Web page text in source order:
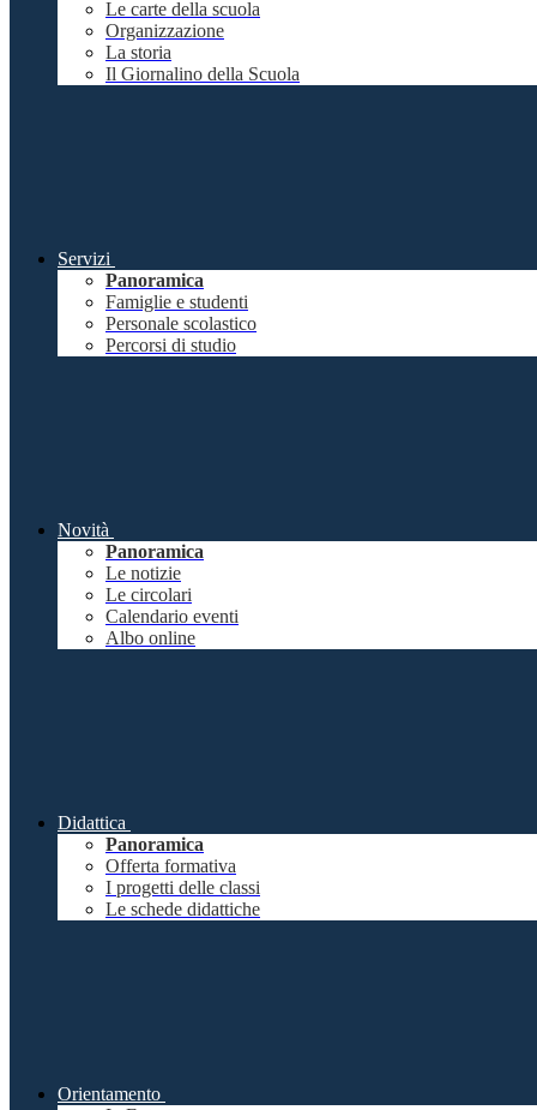
Le carte della scuola
Organizzazione
La storia
Il Giornalino della Scuola
Servizi
Panoramica
Famiglie e studenti
Personale scolastico
Percorsi di studio
Novità
Panoramica
Le notizie
Le circolari
Calendario eventi
Albo online
Didattica
Panoramica
Offerta formativa
I progetti delle classi
Le schede didattiche
Orientamento